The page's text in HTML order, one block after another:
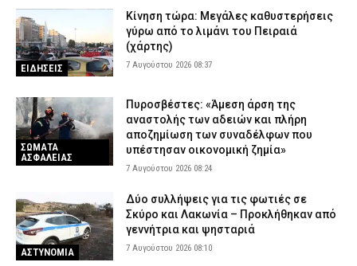
ΕΙΔΗΣΕΙΣ
Κίνηση τώρα: Μεγάλες καθυστερήσεις
γύρω από το λιμάνι του Πειραιά
(χάρτης)
7 Αυγούστου 2026 08:37
ΣΩΜΑΤΑ
ΑΣΦΑΛΕΙΑΣ
Πυροσβέστες: «Άμεση άρση της
αναστολής των αδειών και πλήρη
αποζημίωση των συναδέλφων που
υπέστησαν οικονομική ζημία»
7 Αυγούστου 2026 08:24
ΑΣΤΥΝΟΜΙΑ
Δύο συλλήψεις για τις φωτιές σε
Σκύρο και Λακωνία – Προκλήθηκαν από
γεννήτρια και ψησταριά
7 Αυγούστου 2026 08:10